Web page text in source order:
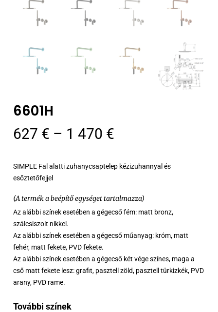
6601H
627 € – 1 470 €Ártartomány:
-
470 €
SIMPLE Fal alatti zuhanycsaptelep kézizuhannyal és
esőztetőfejjel
(A termék a beépítő egységet tartalmazza)
Az alábbi színek esetében a gégecső fém: matt bronz,
szálcsiszolt nikkel.
Az alábbi színek esetében a gégecső műanyag: króm, matt
fehér, matt fekete, PVD fekete.
Az alábbi színek esetében a gégecső két vége színes, maga a
cső matt fekete lesz: grafit, pasztell zöld, pasztell türkizkék, PVD
arany, PVD rame.
További színek